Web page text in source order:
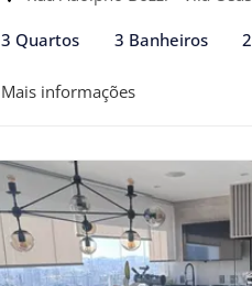
3 Quartos 3 Banheiros
Mais informações